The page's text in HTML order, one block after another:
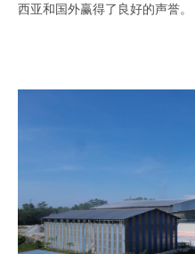
西亚和国外赢得了良好的声誉。